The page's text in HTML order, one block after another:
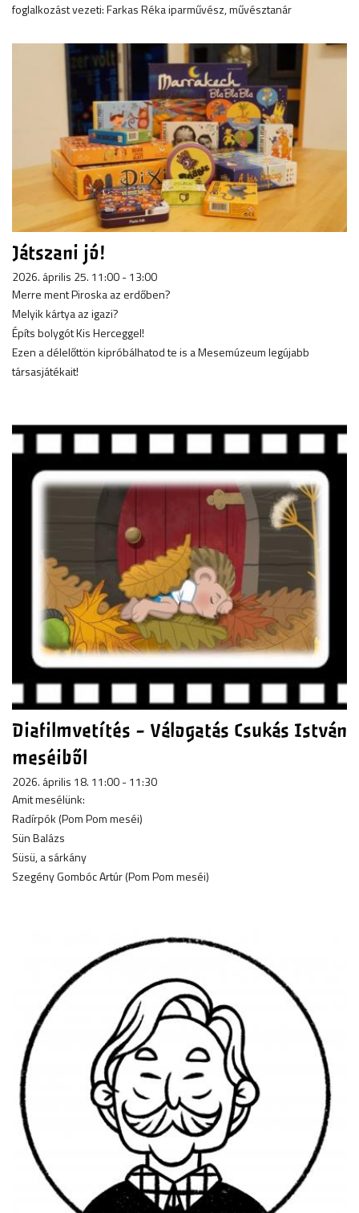
foglalkozást vezeti: Farkas Réka iparművész, művésztanár
Játszani jó!
2026. április 25. 11:00 - 13:00
Merre ment Piroska az erdőben?
Melyik kártya az igazi?
Építs bolygót Kis Herceggel!
Ezen a délelőttön kipróbálhatod te is a Mesemúzeum legújabb
társasjátékait!
Diafilmvetítés - Válogatás Csukás István
meséiből
2026. április 18. 11:00 - 11:30
Amit mesélünk:
Radírpók (Pom Pom meséi)
Sün Balázs
Süsü, a sárkány
Szegény Gombóc Artúr (Pom Pom meséi)